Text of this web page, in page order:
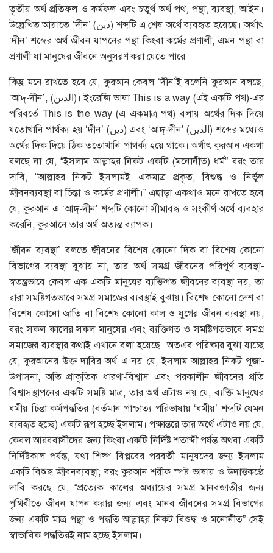
তৃতীয় অর্থ প্রতিফল ও কর্মফল এবং চতুর্থ অর্থ পথ, পন্থা, ব্যবস্থা, আইন।
উল্লেখিত আয়াতে ‘দীন’ (دين) শব্দটি এ শেষ অর্থে ব্যবহৃত হয়েছে। অর্থাৎ
‘দীন’ শব্দের অর্থ জীবন যাপনের পন্থা কিংবা কর্মের প্রণালী, এমন পন্থা বা
প্রণালী যা মানুষের জীবনে অনুসরণ করা যেতে পারে।
কিন্তু মনে রাখতে হবে যে, কুরআন কেবল ‘দীন’ই বলেনি কুরআন বলছে,
‘আদ্‌-দীন’, (الدين)। ইংরেজি ভাষা This is a way (এই একটি পথ)-এর
পরিবর্তে This is the way (এ একমাত্র পথ) বলায় অর্থের দিক দিয়ে
যতোখানি পার্থক্য হয় ‘দীন’ (دين) এবং ‘আদ্‌-দীন’ (الدين) শব্দের মধ্যেও
অর্থের দিক দিয়ে ঠিক ততোখানি পাথর্ক্য হয়ে থাকে। অর্থাৎ কুরআন একথা
বলছে না যে, “ইসলাম আল্লাহর নিকট একটি (মনোনীত) ধর্ম” বরং তার
দাবি, “আল্লাহর নিকট ইসলামই একমাত্র প্রকৃত, বিশুদ্ধ ও নির্ভুল
জীবনব্যবস্থা বা চিন্তা ও কর্মের প্রণালী।” এছাড়া একথাও মনে রাখতে হবে
যে, কুরআন এ ‘আদ্‌-দীন’ শব্দটি কোনো সীমাবদ্ধ ও সংকীর্ণ অর্থে ব্যবহার
করেনি, কুরআনে তার অর্থ অত্যন্ত ব্যাপক।
‘জীবন ব্যবস্থা’ বলতে জীবনের বিশেষ কোনো দিক বা বিশেষ কোনো
বিভাগের ব্যবস্থা বুঝায় না, তার অর্থ সমগ্র জীবনের পরিপূর্ণ ব্যবস্থা-
স্বতন্ত্রভাবে কেবল এক একটি মানুষের ব্যক্তিগত জীবনের ব্যবস্থা নয়, তা
দ্বারা সমষ্টিগতভাবে সমগ্র সমাজের ব্যবস্থাই বুঝায়। বিশেষ কোনো দেশ বা
বিশেষ কোনো জাতি বা বিশেষ কোনো কাল ও যুগের জীবন ব্যবস্থা নয়,
বরং সকল কালের সকল মানুষের এবং ব্যক্তিগত ও সমষ্টিগতভাবে সমগ্র
সমাজের ব্যবস্থার কথাই এখানে বলা হয়েছে। অতএব পরিষ্কার বুঝা যাচ্ছে
যে, কুরআনের উক্ত দাবির অর্থ এ নয় যে, ইসলাম আল্লাহর নিকট পূজা-
উপাসনা, অতি প্রাকৃতিক ধারণা-বিশ্বাস এবং পরকালীন জীবনের প্রতি
বিশ্বাসস্থাপনের একটি সমষ্টি মাত্র, তার অর্থ এটাও নয় যে, ব্যক্তি মানুষের
ধর্মীয় চিন্তা কর্মপদ্ধতির (বর্তমান পাশ্চাত্য পরিভাষায় ‘ধর্মীয়’ শব্দটি যেমন
ব্যবহৃত হচ্ছে) একটি রূপ হচ্ছে ইসলাম। পক্ষান্তরে তার অর্থে এটাও নয় যে,
কেবল আরববাসীদের জন্য কিংবা একটি নির্দিষ্ট শতাব্দী পর্যন্ত অথবা একটি
নির্দিষ্টকাল পর্যন্ত, যথা শিল্প বিপ্লবের পরবর্তী মানুষদের জন্য ইসলাম
একটি বিশুদ্ধ জীবনব্যবস্থা; বরং কুরআন শরীফ স্পষ্ট ভাষায় ও উদাত্তকণ্ঠে
দাবি করছে যে, “প্রত্যেক কালের অধ্যায়ের সমগ্র মানবজাতীর জন্য
পৃথিবীতে জীবন যাপন করার জন্য এবং মানব জীবনের সমগ্র বিভাগের
জন্য একটি মাত্র পন্থা ও পদ্ধতি আল্লাহর নিকট বিশুদ্ধ ও মনোনীত” সেই
স্বাভাবিক পদ্ধতিরই নাম হচ্ছে ইসলাম।